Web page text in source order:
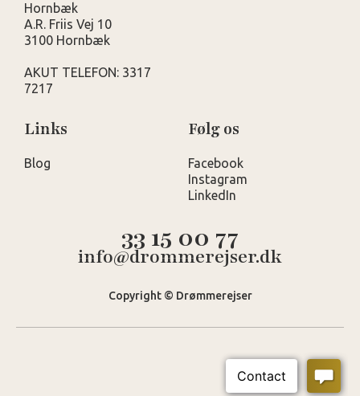
Hornbæk
A.R. Friis Vej 10
3100 Hornbæk
AKUT TELEFON: 3317
7217
Links
Blog
Følg os
Facebook
Instagram
LinkedIn
33 15 00 77
info@drommerejser.dk
Copyright © Drømmerejser